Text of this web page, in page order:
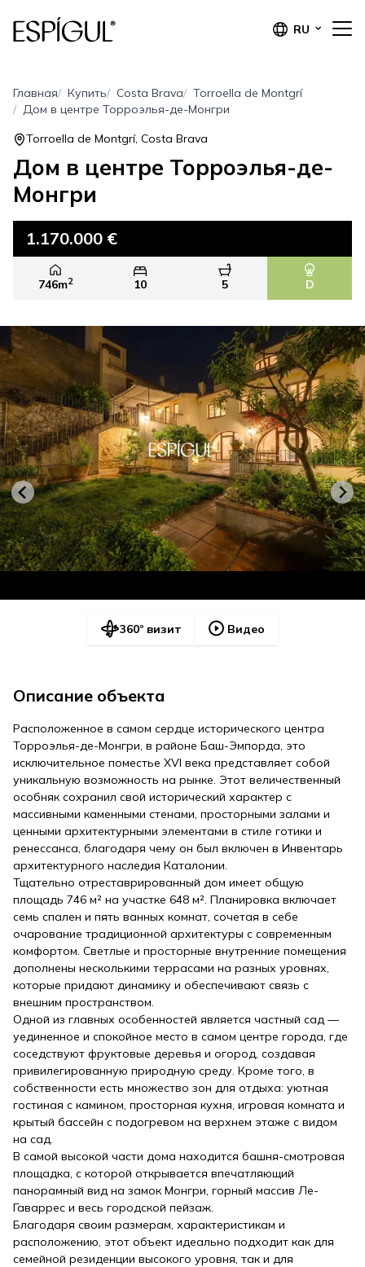
RU
Главная Купить Costa Brava
Torroella de Montgrí
Дом в центре Торроэлья-де-Монгри
Torroella de Montgrí, Costa Brava
Дом в центре Торроэлья-де-
Монгри
1.170.000 €
746m2 10 5 D
360º визит Видео
Описание объекта
Расположенное в самом сердце исторического центра
Торроэлья-де-Монгри, в районе Баш-Эмпорда, это
исключительное поместье XVI века представляет собой
уникальную возможность на рынке. Этот величественный
особняк сохранил свой исторический характер с
массивными каменными стенами, просторными залами и
ценными архитектурными элементами в стиле готики и
ренессанса, благодаря чему он был включен в Инвентарь
архитектурного наследия Каталонии.
Тщательно отреставрированный дом имеет общую
площадь 746 м² на участке 648 м². Планировка включает
семь спален и пять ванных комнат, сочетая в себе
очарование традиционной архитектуры с современным
комфортом. Светлые и просторные внутренние помещения
дополнены несколькими террасами на разных уровнях,
которые придают динамику и обеспечивают связь с
внешним пространством.
Одной из главных особенностей является частный сад —
уединенное и спокойное место в самом центре города, где
соседствуют фруктовые деревья и огород, создавая
привилегированную природную среду. Кроме того, в
собственности есть множество зон для отдыха: уютная
гостиная с камином, просторная кухня, игровая комната и
крытый бассейн с подогревом на верхнем этаже с видом
на сад.
В самой высокой части дома находится башня-смотровая
площадка, с которой открывается впечатляющий
панорамный вид на замок Монгри, горный массив Ле-
Гаваррес и весь городской пейзаж.
Благодаря своим размерам, характеристикам и
расположению, этот объект идеально подходит как для
семейной резиденции высокого уровня, так и для